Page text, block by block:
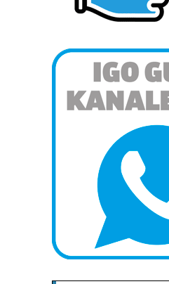
Lortu zure datu pertsonalak
buruzko informazio gehiago
zure baimena Cookieen
Webgune honek cookie
fitxategiak erabiltzen ditu.
zerbitzuak hobetzeko asmoz,
baliatzen gara. Ohar hau
erabiltzeko baimen esplizitua